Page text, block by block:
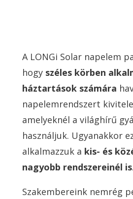
A LONGi Solar napelem
hogy széles körben
háztartások számára
napelemrendszert
amelyeknél a világhírű
használjuk. Ugyanakkor
alkalmazzuk a kis- és
nagyobb rendszereinél is.
Szakembereink nemrég